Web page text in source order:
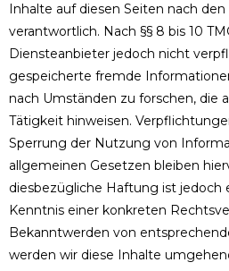
Inhalte auf diesen Seiten nach
verantwortlich. Nach §§ 8 bis 10
Diensteanbieter jedoch nicht
gespeicherte fremde
nach Umständen zu forschen, die
Tätigkeit hinweisen.
Sperrung der Nutzung von
allgemeinen Gesetzen bleiben
diesbezügliche Haftung ist
Kenntnis einer konkreten
Bekanntwerden von
werden wir diese Inhalte